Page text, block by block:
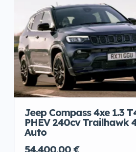
Jeep Compass 4xe 1.3
PHEV 240cv Trailhawk
Auto
54.400,00 €